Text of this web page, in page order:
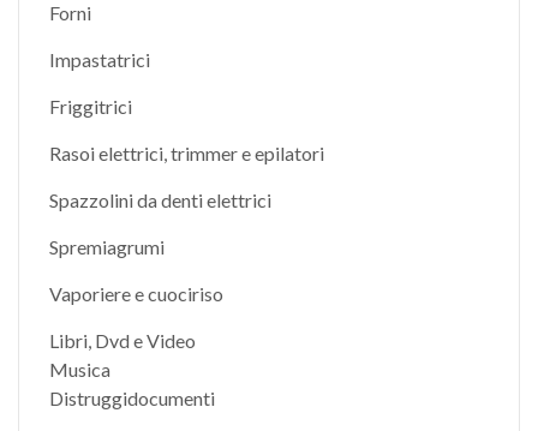
Forni
Impastatrici
Friggitrici
Rasoi elettrici, trimmer e epilatori
Spazzolini da denti elettrici
Spremiagrumi
Vaporiere e cuociriso
Libri, Dvd e Video
Musica
Distruggidocumenti